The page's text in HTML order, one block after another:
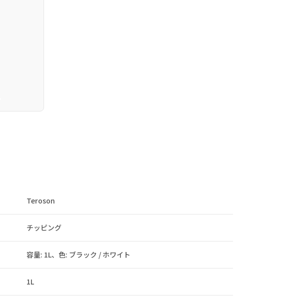
Teroson
チッピング
容量: 1L、色: ブラック / ホワイト
1L